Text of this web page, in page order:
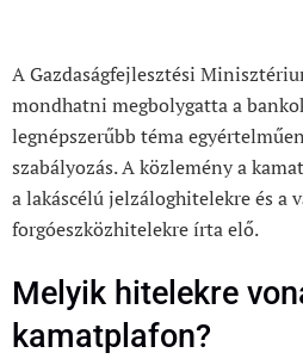
A Gazdaságfejlesztési
mondhatni megbolygatta a
legnépszerűbb téma
szabályozás. A közlemény a
a lakáscélú jelzáloghitelekre és a
forgóeszközhitelekre írta elő.
Melyik hitelekre
kamatplafon?